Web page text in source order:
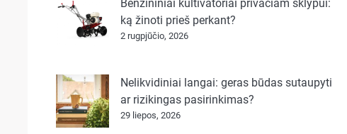
Benzininiai kultivatoriai privačiam sklypui:
ką žinoti prieš perkant?
2 rugpjūčio, 2026
Nelikvidiniai langai: geras būdas sutaupyti
ar rizikingas pasirinkimas?
29 liepos, 2026